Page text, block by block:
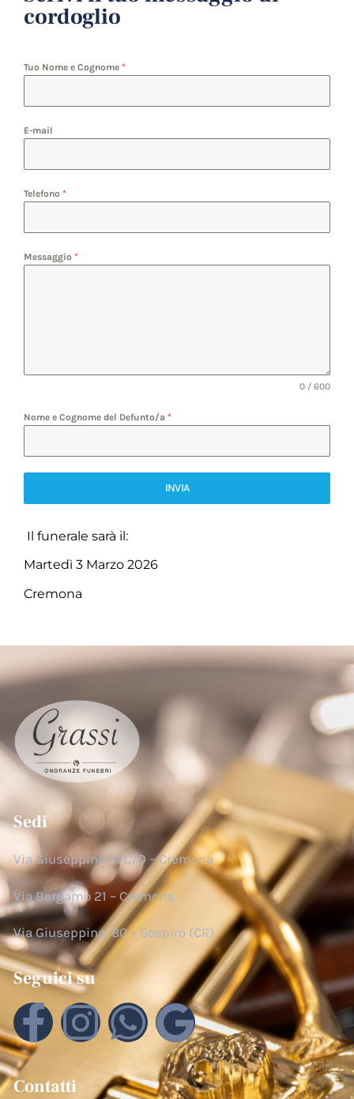
cordoglio
Tuo Nome e Cognome *
E-mail
Telefono *
Messaggio *
0 / 600
Nome e Cognome del Defunto/a *
INVIA
Il funerale sarà il:
Martedì 3 Marzo 2026
Cremona
Sedi
Via Giuseppina 41 C/D – Cremona
Via Bergamo 21 – Cremona
Via Giuseppina, 80 – Sospiro (CR)
Seguici su
Contatti